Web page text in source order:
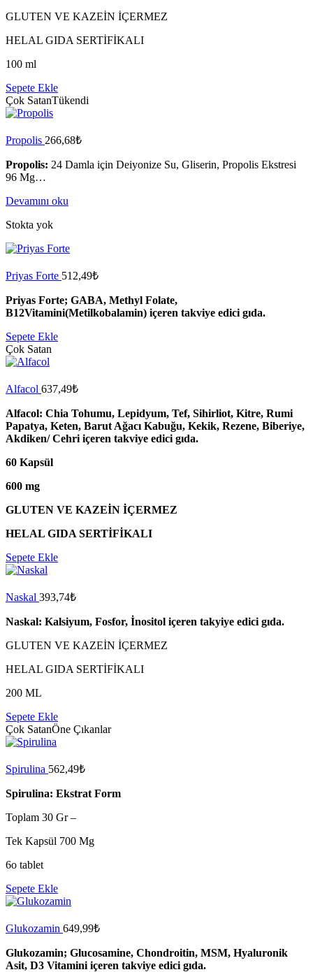
GLUTEN VE KAZEİN İÇERMEZ
HELAL GIDA SERTİFİKALI
100 ml
Sepete Ekle
Çok SatanTükendi
Propolis 266,68₺
Propolis: 24 Damla için Deiyonize Su, Gliserin, Propolis Ekstresi
96 Mg…
Devamını oku
Stokta yok
Priyas Forte 512,49₺
Priyas Forte; GABA, Methyl Folate,
B12Vitamini(Metilkobalamin) içeren takviye edici gıda.
Sepete Ekle
Çok Satan
Alfacol 637,49₺
Alfacol: Chia Tohumu, Lepidyum, Tef, Sihirliot, Kitre, Rumi
Papatya, Keten, Barut Ağacı Kabuğu, Kekik, Rezene, Biberiye,
Akdiken/ Cehri içeren takviye edici gıda.
60 Kapsül
600 mg
GLUTEN VE KAZEİN İÇERMEZ
HELAL GIDA SERTİFİKALI
Sepete Ekle
Naskal 393,74₺
Naskal: Kalsiyum, Fosfor, İnositol içeren takyiye edici gıda.
GLUTEN VE KAZEİN İÇERMEZ
HELAL GIDA SERTİFİKALI
200 ML
Sepete Ekle
Çok SatanÖne Çıkanlar
Spirulina 562,49₺
Spirulina: Ekstrat Form
Toplam 30 Gr –
Tek Kapsül 700 Mg
6o tablet
Sepete Ekle
Glukozamin 649,99₺
Glukozamin; Glucosamine, Chondroitin, MSM, Hyaluronik
Asit, D3 Vitamini içeren takviye edici gıda.